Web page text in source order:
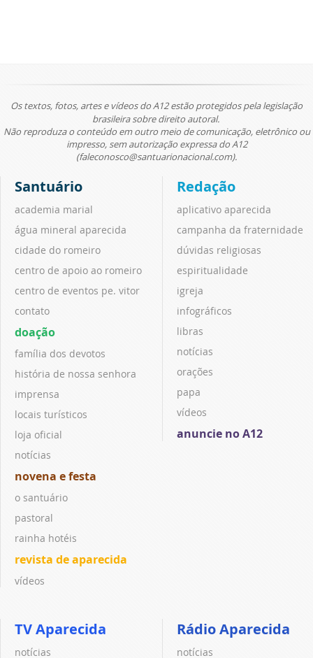
Os textos, fotos, artes e vídeos do A12 estão protegidos pela legislação
brasileira sobre direito autoral.
Não reproduza o conteúdo em outro meio de comunicação, eletrônico ou
impresso, sem autorização expressa do A12
(faleconosco@santuarionacional.com).
Santuário
academia marial
água mineral aparecida
cidade do romeiro
centro de apoio ao romeiro
centro de eventos pe. vitor
contato
doação
família dos devotos
história de nossa senhora
imprensa
locais turísticos
loja oficial
notícias
novena e festa
o santuário
pastoral
rainha hotéis
revista de aparecida
vídeos
Redação
aplicativo aparecida
campanha da fraternidade
dúvidas religiosas
espiritualidade
igreja
infográficos
libras
notícias
orações
papa
vídeos
anuncie no A12
TV Aparecida
notícias
Rádio Aparecida
notícias